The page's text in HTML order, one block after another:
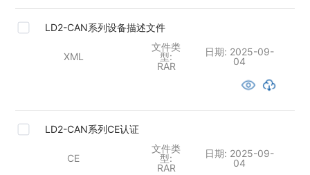
LD2-CAN系列设备描述文件
XML
文件类
型:
RAR
日期: 2025-09-
04
LD2-CAN系列CE认证
CE
文件类
型:
RAR
日期: 2025-09-
04